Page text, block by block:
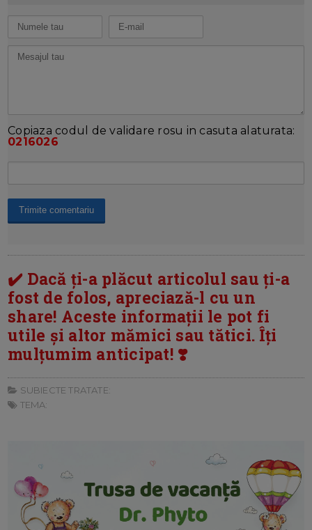
Copiaza codul de validare rosu in casuta alaturata:
0216026
✔️ Dacă ți-a plăcut articolul sau ți-a
fost de folos, apreciază-l cu un
share! Aceste informații le pot fi
utile și altor mămici sau tătici. Îți
mulțumim anticipat! ❣️
SUBIECTE TRATATE:
TEMA: